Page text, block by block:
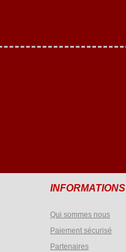
INFORMATIONS
Qui sommes nous
Paiement sécurisé
Partenaires